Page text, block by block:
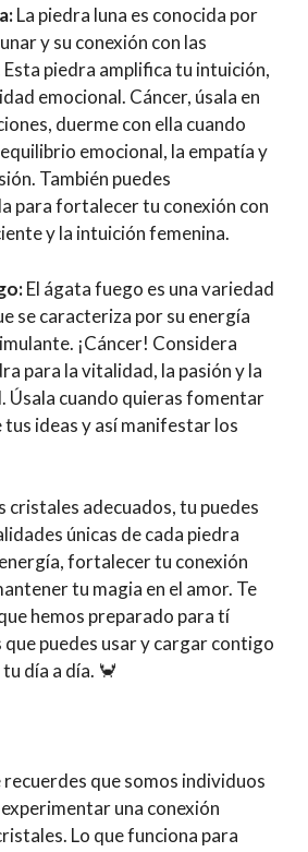
La piedra luna es conocida por
y su conexión con las
Esta piedra amplifica tu intuición,
emocional. Cáncer, úsala en
duerme con ella cuando
emocional, la empatía y
También puedes
para fortalecer tu conexión con
y la intuición femenina.
El ágata fuego es una variedad
se caracteriza por su energía
¡Cáncer! Considera
para la vitalidad, la pasión y la
Úsala cuando quieras fomentar
tus ideas y así manifestar los
cristales adecuados, tu puedes
únicas de cada piedra
fortalecer tu conexión
tu magia en el amor. Te
hemos preparado para tí
que puedes usar y cargar contigo
día a día. 🦀
que somos individuos
una conexión
Lo que funciona para